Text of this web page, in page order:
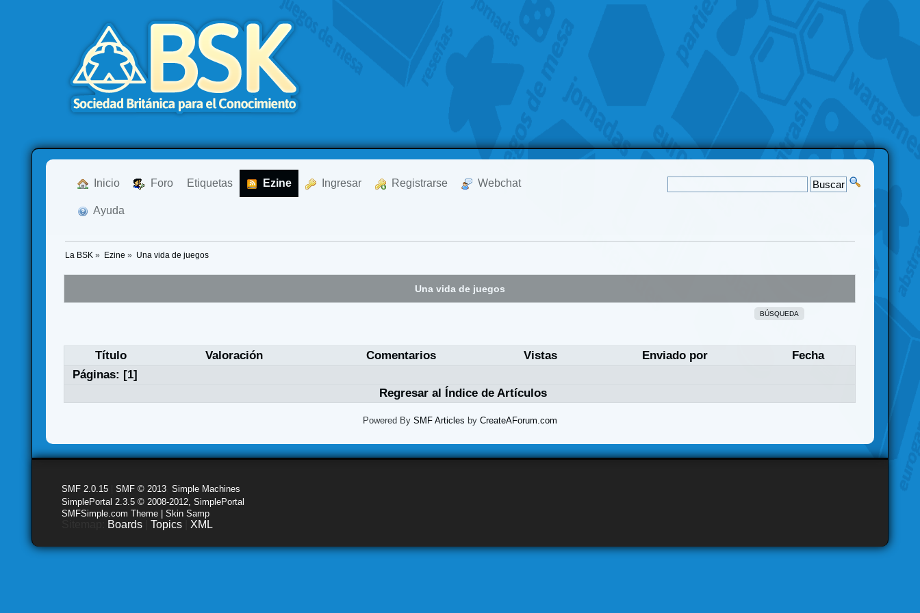
Inicio Foro Etiquetas Ezine Ingresar Registrarse Webchat
Ayuda
La BSK » Ezine » Una vida de juegos
Una vida de juegos
BÚSQUEDA
Título Valoración Comentarios Vistas Enviado por
Fecha
Páginas: [1]
Regresar al Índice de Artículos
Powered By SMF Articles by CreateAForum.com
SMF 2.0.15 |SMF © 2013 ,Simple Machines
SimplePortal 2.3.5 © 2008-2012, SimplePortal
SMFSimple.com Theme | Skin Samp
Boards |Topics XML